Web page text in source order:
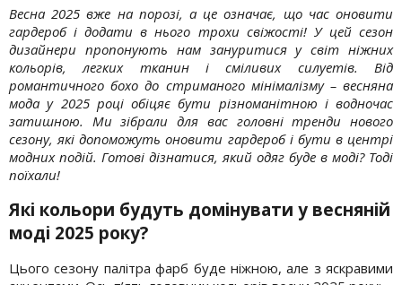
Весна 2025 вже на порозі, а це означає, що час оновити
гардероб і додати в нього трохи свіжості! У цей сезон
дизайнери пропонують нам зануритися у світ ніжних
кольорів, легких тканин і сміливих силуетів. Від
романтичного бохо до стриманого мінімалізму – весняна
мода у 2025 році обіцяє бути різноманітною і водночас
затишною. Ми зібрали для вас головні тренди нового
сезону, які допоможуть оновити гардероб і бути в центрі
модних подій. Готові дізнатися, який одяг буде в моді? Тоді
поїхали!
Які кольори будуть домінувати у весняній
моді 2025 року?
Цього сезону палітра фарб буде ніжною, але з яскравими